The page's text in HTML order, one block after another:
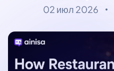
02 июл 2026